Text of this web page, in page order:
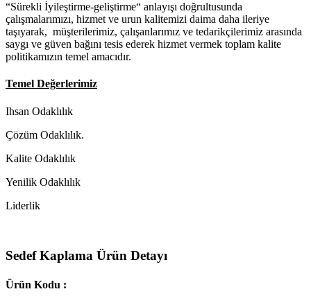
“Sürekli İyileştirme-geliştirme“ anlayışı doğrultusunda
çalışmalarımızı, hizmet ve urun kalitemizi daima daha ileriye
taşıyarak, müşterilerimiz, çalışanlarımız ve tedarikçilerimiz arasında
saygı ve güven bağını tesis ederek hizmet vermek toplam kalite
politikamızın temel amacıdır.
Temel Değerlerimiz
Ihsan Odaklılık
Çözüm Odaklılık.
Kalite Odaklılık
Yenilik Odaklılık
Liderlik
Sedef Kaplama Ürün Detayı
Ürün Kodu :